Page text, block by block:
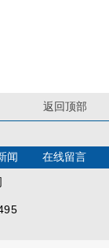
返回顶部
闻
在线留言